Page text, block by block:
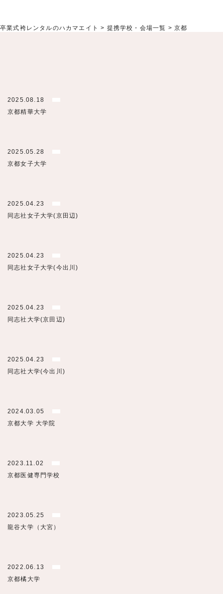
卒業式袴レンタルのハカマエイト > 提携学校・会場一覧 >京都
2025.08.18
京都精華大学
2025.05.28
京都女子大学
2025.04.23
同志社女子大学(京田辺)
2025.04.23
同志社女子大学(今出川)
2025.04.23
同志社大学(京田辺)
2025.04.23
同志社大学(今出川)
2024.03.05
京都大学 大学院
2023.11.02
京都医健専門学校
2023.05.25
龍谷大学（大宮）
2022.06.13
京都橘大学